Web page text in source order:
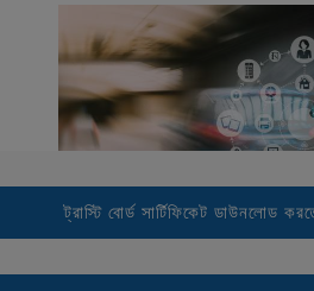
ট্রাস্টি বোর্ড সার্টিফিকেট ডাউনলোড